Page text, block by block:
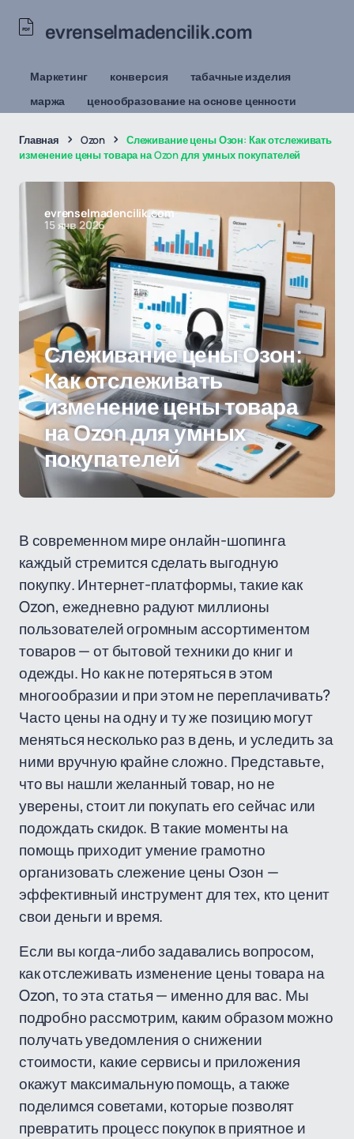
evrenselmadencilik.com
Маркетинг конверсия
табачные изделия
маржа
ценообразование на основе ценности
Главная Ozon
Слеживание цены Озон: Как отслеживать
изменение цены товара на Ozon для умных покупателей
evrenselmadencilik.com
15 янв 2026
Слеживание цены Озон:
Как отслеживать
изменение цены товара
на Ozon для умных
покупателей
В современном мире онлайн-шопинга
каждый стремится сделать выгодную
покупку. Интернет-платформы, такие как
Ozon, ежедневно радуют миллионы
пользователей огромным ассортиментом
товаров — от бытовой техники до книг и
одежды. Но как не потеряться в этом
многообразии и при этом не переплачивать?
Часто цены на одну и ту же позицию могут
меняться несколько раз в день, и уследить за
ними вручную крайне сложно. Представьте,
что вы нашли желанный товар, но не
уверены, стоит ли покупать его сейчас или
подождать скидок. В такие моменты на
помощь приходит умение грамотно
организовать слежение цены Озон —
эффективный инструмент для тех, кто ценит
свои деньги и время.
Если вы когда-либо задавались вопросом,
как отслеживать изменение цены товара на
Ozon, то эта статья — именно для вас. Мы
подробно рассмотрим, каким образом можно
получать уведомления о снижении
стоимости, какие сервисы и приложения
окажут максимальную помощь, а также
поделимся советами, которые позволят
превратить процесс покупок в приятное и